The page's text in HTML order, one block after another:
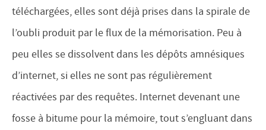
téléchargées, elles sont déjà prises dans la spirale de
l’oubli produit par le flux de la mémorisation. Peu à
peu elles se dissolvent dans les dépôts amnésiques
d’internet, si elles ne sont pas régulièrement
réactivées par des requêtes. Internet devenant une
fosse à bitume pour la mémoire, tout s’engluant dans